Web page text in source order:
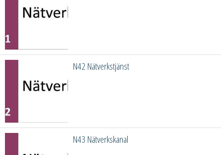
N42 Nätverkstjänst
N43 Nätverkskanal